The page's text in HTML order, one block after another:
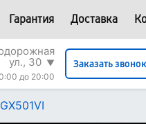
Гарантия Доставка
ул., 30 ▼
до 20:00
Заказать звонок